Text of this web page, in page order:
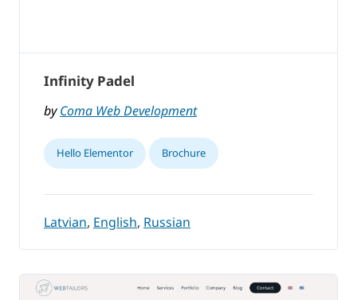
Infinity Padel
byComa Web Development
Hello Elementor Brochure
Latvian, English, Russian